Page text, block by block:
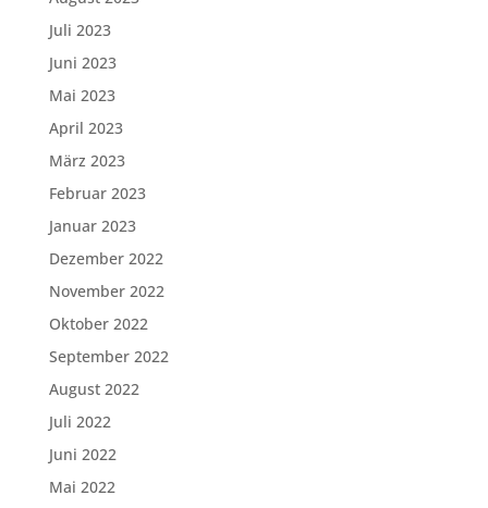
Juli 2023
Juni 2023
Mai 2023
April 2023
März 2023
Februar 2023
Januar 2023
Dezember 2022
November 2022
Oktober 2022
September 2022
August 2022
Juli 2022
Juni 2022
Mai 2022